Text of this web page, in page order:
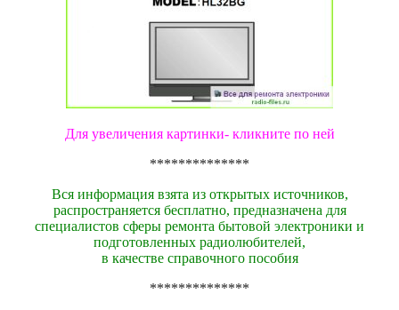
Для увеличения картинки- кликните по ней
**************
Вся информация взята из открытых источников,
распространяется бесплатно, предназначена для
специалистов сферы ремонта бытовой электроники и
подготовленных радиолюбителей,
в качестве справочного пособия
**************